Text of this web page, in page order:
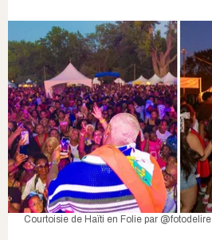
Courtoisie de Haïti en Folie par @fotodelire